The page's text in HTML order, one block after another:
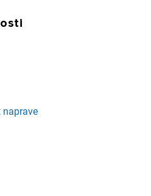
biti prijavljeni.